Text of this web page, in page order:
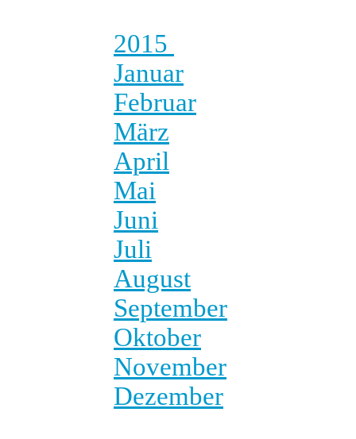
2015
Januar
Februar
März
April
Mai
Juni
Juli
August
September
Oktober
November
Dezember